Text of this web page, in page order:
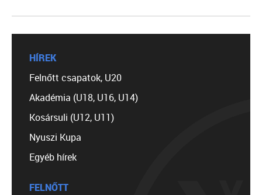
HÍREK
Felnőtt csapatok, U20
Akadémia (U18, U16, U14)
Kosársuli (U12, U11)
Nyuszi Kupa
Egyéb hírek
FELNŐTT